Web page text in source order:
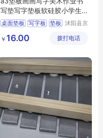
写垫写字垫板软硅胶小学生
考试用专儿童
桌面垫板 写字板 垫板 沭阳县京
心
￥ 16.00 拨打电话